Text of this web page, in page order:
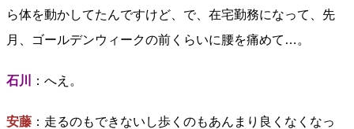
ら体を動かしてたんですけど、で、在宅勤務になって、先
月、ゴールデンウィークの前くらいに腰を痛めて…。
石川 ：へえ。
安藤 ：走るのもできないし歩くのもあんまり良くなくなっ